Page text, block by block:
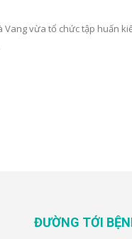
Vang vừa tổ chức tập huấn
ĐƯỜNG TỚI